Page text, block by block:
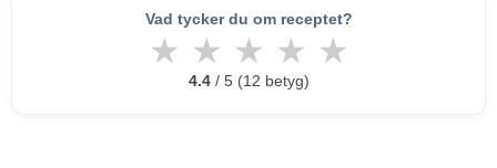
Vad tycker du om receptet?
★ ★ ★ ★ ★
4.4/ 5 (12 betyg)